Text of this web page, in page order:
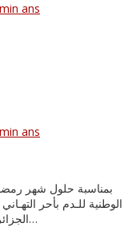
ans
ans
الوطنية للـدم بأحر
الجزائري خاصة. صيـــام مقبــول للجميع تقبل الله منا…